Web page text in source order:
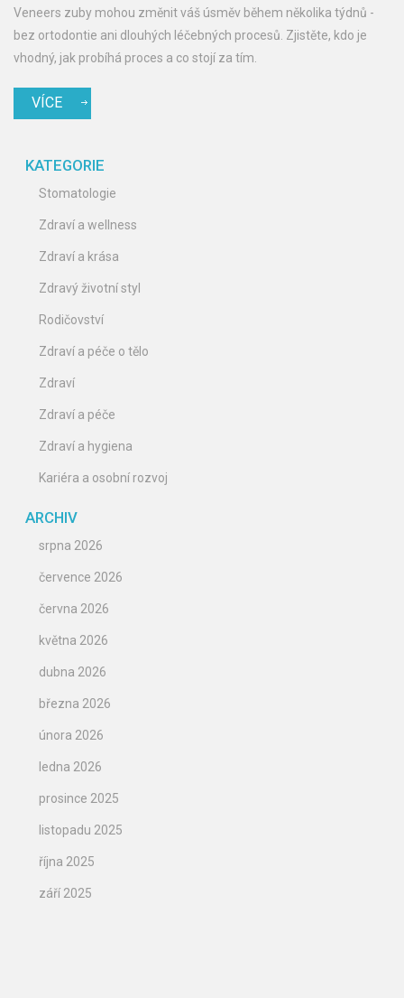
Veneers zuby mohou změnit váš úsměv během několika týdnů -
bez ortodontie ani dlouhých léčebných procesů. Zjistěte, kdo je
vhodný, jak probíhá proces a co stojí za tím.
VÍCE
KATEGORIE
Stomatologie
Zdraví a wellness
Zdraví a krása
Zdravý životní styl
Rodičovství
Zdraví a péče o tělo
Zdraví
Zdraví a péče
Zdraví a hygiena
Kariéra a osobní rozvoj
ARCHIV
srpna 2026
července 2026
června 2026
května 2026
dubna 2026
března 2026
února 2026
ledna 2026
prosince 2025
listopadu 2025
října 2025
září 2025